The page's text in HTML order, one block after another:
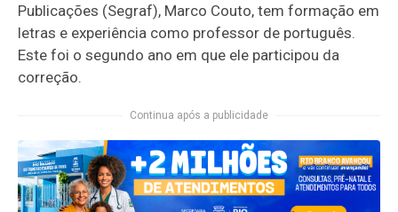
Publicações (Segraf), Marco Couto, tem formação em
letras e experiência como professor de português.
Este foi o segundo ano em que ele participou da
correção.
Continua após a publicidade